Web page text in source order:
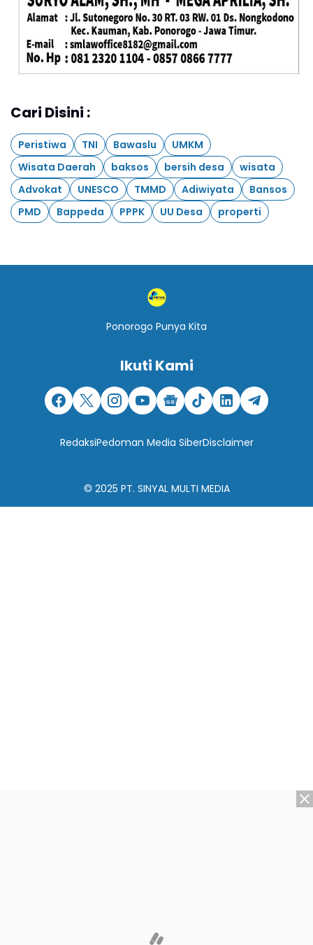
Cari Disini :
Peristiwa TNI Bawaslu
UMKM
Wisata Daerah
baksos bersih desa
wisata
Advokat
UNESCO TMMD Adiwiyata
Bansos
PMD
Bappeda PPPK UU Desa properti
Ponorogo Punya Kita
Ikuti Kami
RedaksiPedoman Media SiberDisclaimer
© 2025 PT. SINYAL MULTI MEDIA